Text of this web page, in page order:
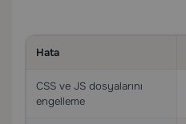
Hata
CSS ve JS dosyalarını
engelleme